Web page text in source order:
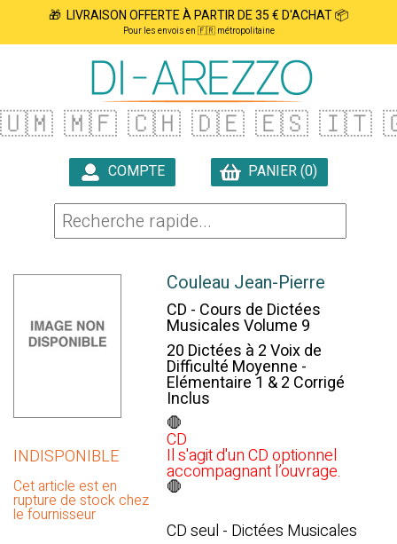
🎁 LIVRAISON OFFERTE À PARTIR DE 35 € D'ACHAT 📦
Pour les envois en 🇫🇷 métropolitaine
🇺🇲 🇲🇫 🇨🇭 🇩🇪 🇪🇸 🇮🇹
COMPTE
PANIER (0)
INDISPONIBLE
Cet article est en
rupture de stock chez
le fournisseur
Couleau Jean-Pierre
CD - Cours de Dictées
Musicales Volume 9
20 Dictées à 2 Voix de
Difficulté Moyenne -
Elémentaire 1 & 2 Corrigé
Inclus
🛑
CD
Il s'agit d'un CD optionnel
accompagnant l’ouvrage.
🛑
CD seul - Dictées Musicales